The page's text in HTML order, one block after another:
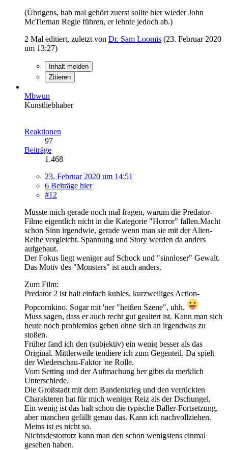
(Übrigens, hab mal gehört zuerst sollte hier wieder John
McTiernan Regie führen, er lehnte jedoch ab.)
2 Mal editiert, zuletzt von Dr. Sam Loomis (23. Februar 2020
um 13:27)
Inhalt melden
Zitieren
Mbwun
Kunstliebhaber
Reaktionen
97
Beiträge
1.468
23. Februar 2020 um 14:51
6 Beiträge hier
#12
Musste mich gerade noch mal fragen, warum die Predator-
Filme eigentlich nicht in die Kategorie "Horror" fallen.Macht
schon Sinn irgendwie, gerade wenn man sie mit der Alien-
Reihe vergleicht. Spannung und Story werden da anders
aufgebaut.
Der Fokus liegt weniger auf Schock und "sinnloser" Gewalt.
Das Motiv des "Monsters" ist auch anders.
Zum Film:
Predator 2 ist halt einfach kuhles, kurzweiliges Action-
Popcornkino. Sogar mit 'ner "heißen Szene", uhh.
Muss sagen, dass er auch recht gut gealtert ist. Kann man sich
heute noch problemlos geben ohne sich an irgendwas zu
stoßen.
Früher fand ich den (subjektiv) ein wenig besser als das
Original. Mittlerweile tendiere ich zum Gegenteil. Da spielt
der Wiederschau-Faktor 'ne Rolle.
Vom Setting und der Aufmachung her gibts da merklich
Unterschiede.
Die Großstadt mit dem Bandenkrieg und den verrückten
Charakteren hat für mich weniger Reiz als der Dschungel.
Ein wenig ist das halt schon die typische Baller-Fortsetzung,
aber manchen gefällt genau das. Kann ich nachvollziehen.
Meins ist es nicht so.
Nichtsdestotrotz kann man den schon wenigstens einmal
gesehen haben.